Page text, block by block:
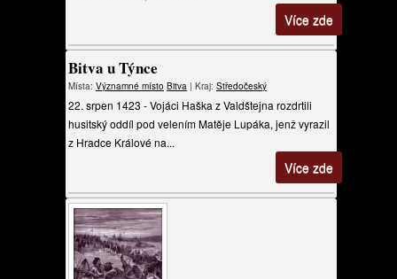
Více zde
Bitva u Týnce
Místa: Významné místo Bitva | Kraj: Středočeský
22. srpen 1423 - Vojáci Haška z Valdštejna rozdrtili
husitský oddíl pod velením Matěje Lupáka, jenž vyrazil
z Hradce Králové na...
Více zde